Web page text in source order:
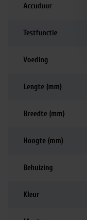
Accuduur
Testfunctie
Voeding
Lengte (mm)
Breedte (mm)
Hoogte (mm)
Behuizing
Kleur